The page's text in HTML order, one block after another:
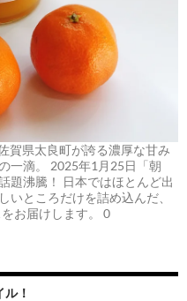
賀県太良町が誇る濃厚な甘み
一滴。 2025年1月25日「朝
題沸騰！ 日本ではほとんど出
いところだけを詰め込んだ、
お届けします。 0
！